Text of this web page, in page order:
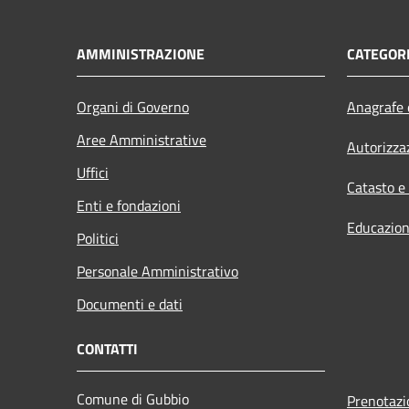
AMMINISTRAZIONE
Organi di Governo
Aree Amministrative
Uffici
Enti e fondazioni
Politici
Personale Amministrativo
Documenti e dati
Catasto
CONTATTI
Comune di Gubbio